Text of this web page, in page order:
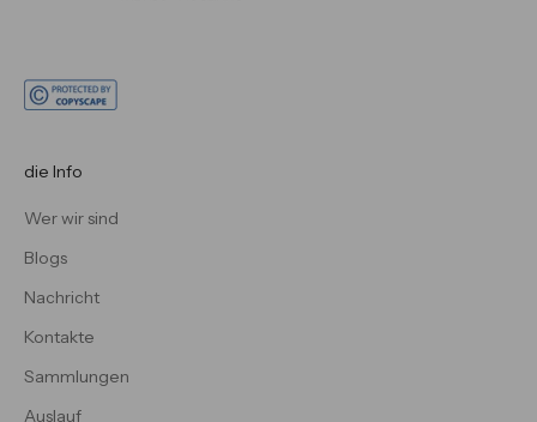
die Info
Wer wir sind
Blogs
Nachricht
Kontakte
Sammlungen
Auslauf